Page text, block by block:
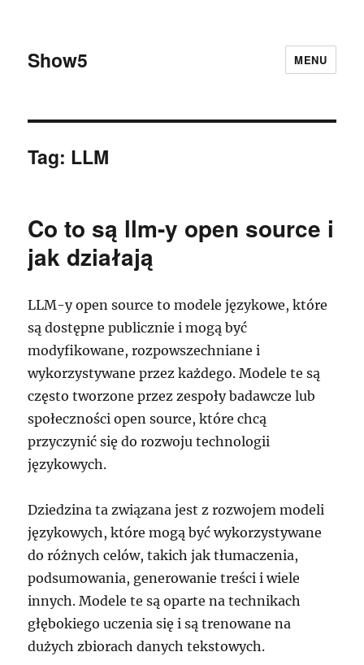
Show5 MENU
Tag: LLM
Co to są llm-y open source i
jak działają
LLM-y open source to modele językowe, które
są dostępne publicznie i mogą być
modyfikowane, rozpowszechniane i
wykorzystywane przez każdego. Modele te są
często tworzone przez zespoły badawcze lub
społeczności open source, które chcą
przyczynić się do rozwoju technologii
językowych.
Dziedzina ta związana jest z rozwojem modeli
językowych, które mogą być wykorzystywane
do różnych celów, takich jak tłumaczenia,
podsumowania, generowanie treści i wiele
innych. Modele te są oparte na technikach
głębokiego uczenia się i są trenowane na
dużych zbiorach danych tekstowych.